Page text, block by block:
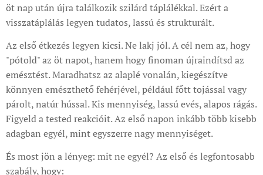
öt nap után újra találkozik szilárd táplálékkal. Ezért a
visszatáplálás legyen tudatos, lassú és strukturált.
Az első étkezés legyen kicsi. Ne lakj jól. A cél nem az, hogy
"pótold" az öt napot, hanem hogy finoman újraindítsd az
emésztést. Maradhatsz az alaplé vonalán, kiegészítve
könnyen emészthető fehérjével, például főtt tojással vagy
párolt, natúr hússal. Kis mennyiség, lassú evés, alapos rágás.
Figyeld a tested reakcióit. Az első napon inkább több kisebb
adagban egyél, mint egyszerre nagy mennyiséget.
És most jön a lényeg: mit ne egyél? Az első és legfontosabb
szabály, hogy: